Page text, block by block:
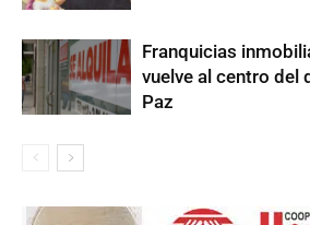
Franquicias
vuelve al centro del
Paz